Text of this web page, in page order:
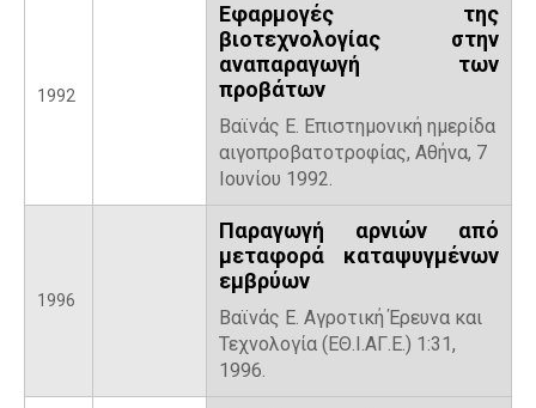
1992
Εφαρμογές της
βιοτεχνολογίας στην
αναπαραγωγή των
προβάτων
Βαϊνάς Ε. Επιστημονική ημερίδα
αιγοπροβατοτροφίας, Αθήνα, 7
Ιουνίου 1992.
1996
Παραγωγή αρνιών από
μεταφορά καταψυγμένων
εμβρύων
Βαϊνάς Ε. Αγροτική Έρευνα και
Τεχνολογία (ΕΘ.Ι.ΑΓ.Ε.) 1:31,
1996.